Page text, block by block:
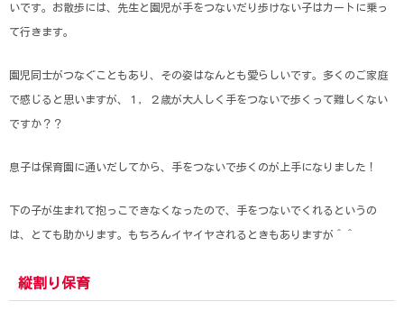
いです。お散歩には、先生と園児が手をつないだり歩けない子はカートに乗っ
て行きます。
園児同士がつなぐこともあり、その姿はなんとも愛らしいです。多くのご家庭
で感じると思いますが、１，２歳が大人しく手をつないで歩くって難しくない
ですか？？
息子は保育園に通いだしてから、手をつないで歩くのが上手になりました！
下の子が生まれて抱っこできなくなったので、手をつないでくれるというの
は、とても助かります。もちろんイヤイヤされるときもありますが＾＾
縦割り保育